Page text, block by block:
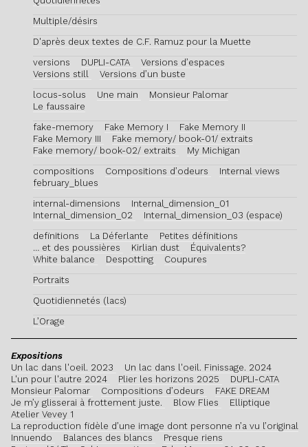
Multiple/désirs
D'après deux textes de C.F. Ramuz pour la Muette
versions
DUPLI-CATA
Versions d’espaces
Versions still
Versions d’un buste
locus-solus
Une main
Monsieur Palomar
Le faussaire
fake-memory
Fake Memory I
Fake Memory II
Fake Memory III
Fake memory/ book-01/ extraits
Fake memory/ book-02/ extraits
My Michigan
compositions
Compositions d’odeurs
Internal views
february_blues
internal-dimensions
Internal_dimension_01
Internal_dimension_02
Internal_dimension_03 (espace)
definitions
La Déferlante
Petites définitions
… et des poussières
Kirlian dust
Équivalents?
White balance
Despotting
Coupures
Portraits
Quotidiennetés (lacs)
L’Orage
Expositions
Un lac dans l'oeil. 2023
Un lac dans l'oeil. Finissage. 2024
L'un pour l'autre 2024
Plier les horizons 2025
DUPLI-CATA
Monsieur Palomar
Compositions d’odeurs
FAKE DREAM
Je m’y glisserai à frottement juste.
Blow Flies
Elliptique
Atelier Vevey 1
La reproduction fidèle d’une image dont personne n’a vu l’original
Innuendo
Balances des blancs
Presque riens